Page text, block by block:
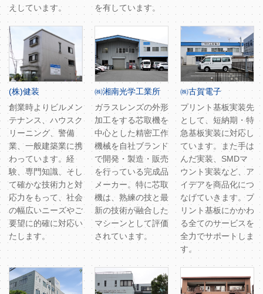
えしています。
を有しています。
(株)健装
創業時よりビルメン
テナンス、ハウスク
リーニング、警備
業、一般建築業に携
わっています。経
験、専門知識、そし
て確かな技術力と対
応力をもって、社会
の幅広いニーズやご
要望に的確に対応い
たします。
㈱湘南光学工業所
ガラスレンズの外形
加工をする芯取機を
中心とした精密工作
機械を自社ブランド
で開発・製造・販売
を行っている完成品
メーカー。特に芯取
機は、熟練の技と最
新の技術が融合した
マシーンとして評価
されています。
㈱古賀電子
プリント基板実装先
として、短納期・特
急基板実装に対応し
ています。また手は
んだ実装、SMDマ
ウント実装など、ア
イデアを商品化につ
なげていきます。プ
リント基板にかかわ
る全てのサービスを
全力でサポートしま
す。